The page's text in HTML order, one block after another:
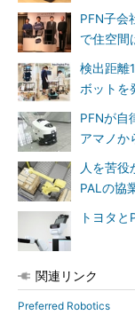
PFN子会
で住空間
検出距離
ボットを
PFNが自
アマノか
人を苦役
PALの協
トヨタ
関連リンク
Preferred Robotics